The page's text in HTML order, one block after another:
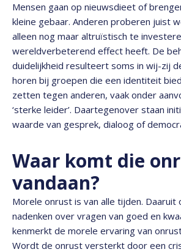
Mensen gaan op nieuwsdieet of
kleine gebaar. Anderen proberen juist
alleen nog maar altruïstisch te
wereldverbeterend effect heeft. De
duidelijkheid resulteert soms in wij-zij
horen bij groepen die een identiteit
zetten tegen anderen, vaak onder
‘sterke leider’. Daartegenover staan
waarde van gesprek, dialoog of
Waar komt die
vandaan?
Morele onrust is van alle tijden. Daaruit
nadenken over vragen van goed en
kenmerkt de morele ervaring van
Wordt de onrust versterkt door een